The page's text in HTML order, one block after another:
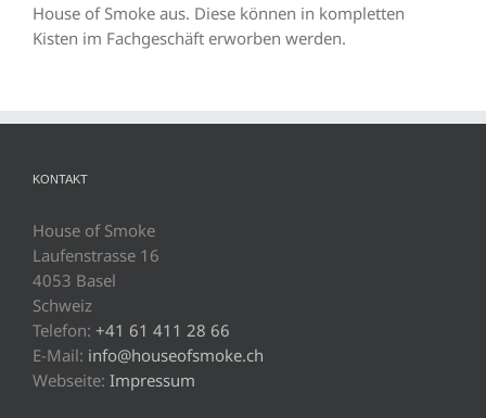
House of Smoke aus. Diese können in kompletten
Kisten im Fachgeschäft erworben werden.
KONTAKT
House of Smoke
Laufenstrasse 16
4053 Basel
Schweiz
Telefon: +41 61 411 28 66
E-Mail: info@houseofsmoke.ch
Webseite: Impressum